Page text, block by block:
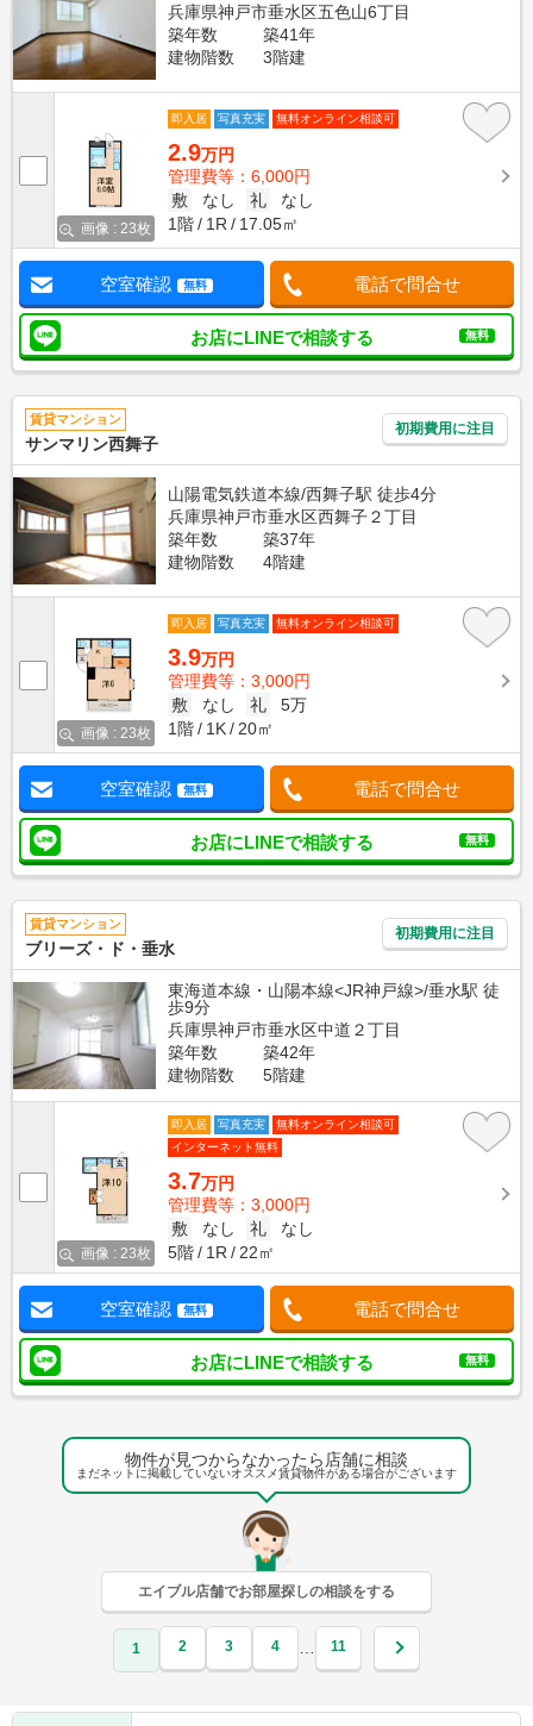
兵庫県神戸市垂水区五色山6丁目
築年数
築41年
建物階数
3階建
画像 : 23枚
即入居 写真充実 無料オンライン相談可
2.9万円
管理費等：6,000円
敷
なし 礼
なし
1階
1R 17.05㎡
空室確認 無料 電話で問合せ
お店にLINEで相談する 無料
賃貸マンション
サンマリン西舞子
初期費用に注目
山陽電気鉄道本線/西舞子駅 徒歩4分
兵庫県神戸市垂水区西舞子２丁目
築年数
築37年
建物階数
4階建
画像 : 23枚
即入居 写真充実 無料オンライン相談可
3.9万円
管理費等：3,000円
敷
なし 礼
5万
1階
1K 20㎡
空室確認 無料 電話で問合せ
お店にLINEで相談する 無料
賃貸マンション
ブリーズ・ド・垂水
初期費用に注目
東海道本線・山陽本線<JR神戸線>/垂水駅 徒
歩9分
兵庫県神戸市垂水区中道２丁目
築年数
築42年
建物階数
5階建
画像 : 23枚
即入居 写真充実
無料オンライン相談可
インターネット無料
3.7万円
管理費等：3,000円
敷
なし 礼
なし
5階
1R 22㎡
空室確認 無料 電話で問合せ
お店にLINEで相談する 無料
物件が見つからなかったら店舗に相談
まだネットに掲載していないオススメ賃貸物件がある場合がございます
エイブル店舗でお部屋探しの相談をする
1 2 3 4 … 11